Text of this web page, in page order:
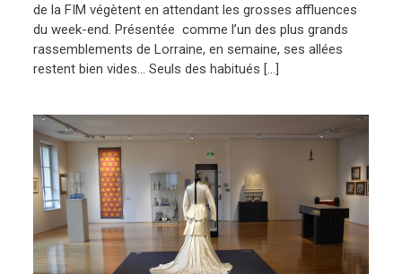
de la FIM végètent en attendant les grosses affluences
du week-end. Présentée comme l’un des plus grands
rassemblements de Lorraine, en semaine, ses allées
restent bien vides… Seuls des habitués […]